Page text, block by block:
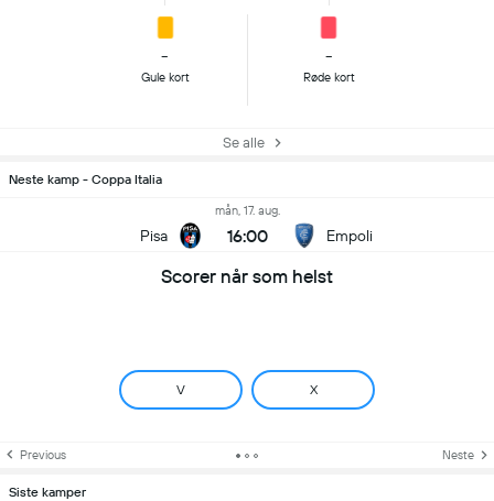
-
Gule kort
-
Røde kort
Se alle
Neste kamp - Coppa Italia
Pisa
mån, 17. aug.
16:00 Empoli
Scorer når som helst
V X
Previous Neste
Siste kamper